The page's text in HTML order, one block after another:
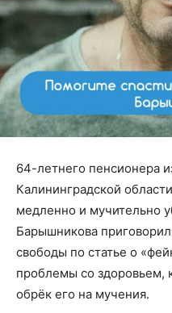
64-летнего пенсионера
Калининградской
медленно и мучительно
Барышникова
свободы по статье о
проблемы со здоровьем,
обрёк его на мучения.